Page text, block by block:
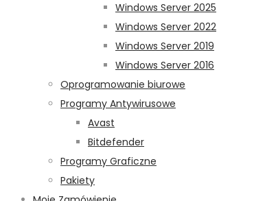
Windows Server 2025
Windows Server 2022
Windows Server 2019
Windows Server 2016
Oprogramowanie biurowe
Programy Antywirusowe
Avast
Bitdefender
Programy Graficzne
Pakiety